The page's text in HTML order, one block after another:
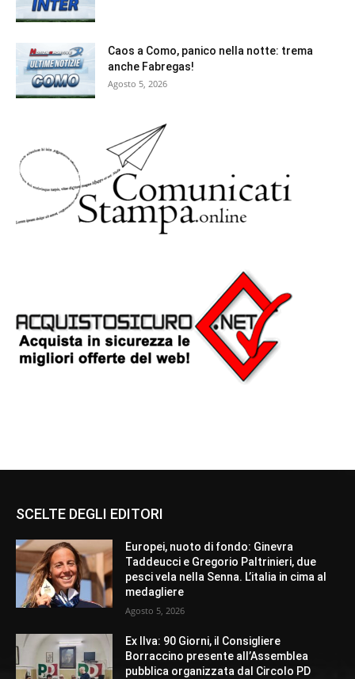
Caos a Como, panico nella notte: trema
anche Fabregas!
Agosto 5, 2026
SCELTE DEGLI EDITORI
Europei, nuoto di fondo: Ginevra
Taddeucci e Gregorio Paltrinieri, due
pesci vela nella Senna. L’italia in cima al
medagliere
Agosto 5, 2026
Ex Ilva: 90 Giorni, il Consigliere
Borraccino presente all’Assemblea
pubblica organizzata dal Circolo PD